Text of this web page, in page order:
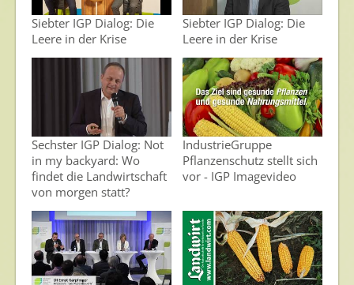
Siebter IGP Dialog: Die
Leere in der Krise
Siebter IGP Dialog: Die
Leere in der Krise
Sechster IGP Dialog: Not
in my backyard: Wo
findet die Landwirtschaft
von morgen statt?
IndustrieGruppe
Pflanzenschutz stellt sich
vor - IGP Imagevideo